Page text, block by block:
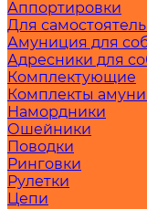
Аппортировки
Для
Амуниция для
Адресники для
Комплектующие
Комплекты
Намордники
Ошейники
Поводки
Ринговки
Рулетки
Цепи